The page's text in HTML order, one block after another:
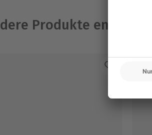
Produkte entdecken